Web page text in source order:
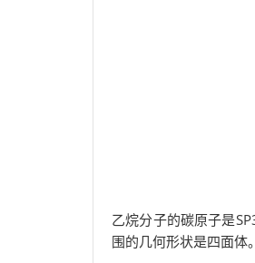
乙烷分子的碳原子是
围的几何形状是四面体